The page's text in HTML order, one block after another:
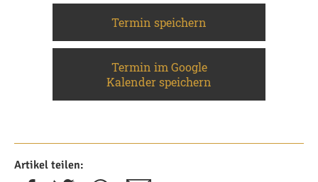
Termin speichern
Termin im Google
Kalender speichern
Artikel teilen: